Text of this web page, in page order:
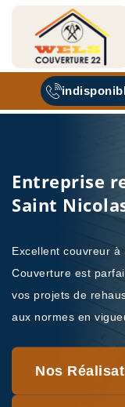
Entreprise
Saint
Excellent couvreur à
Couverture est
vos projets de
aux normes en
Nos